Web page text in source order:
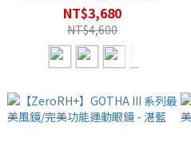
消光黑
NT$3,680
NT$4,600